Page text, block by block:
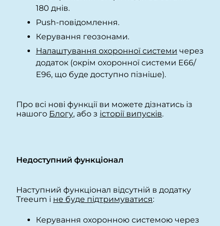
180 днів.
Push-повідомлення.
Керування геозонами.
Налаштування охоронної системи через
додаток (окрім охоронної системи Е66/
Е96, що буде доступно пізніше).
Про всі нові функції ви можете дізнатись із
нашого Блогу, або з історії випусків.
Недоступний функціонал
Наступний функціонал відсутній в додатку
Treeum і не буде підтримуватися:
Керування охоронною системою через